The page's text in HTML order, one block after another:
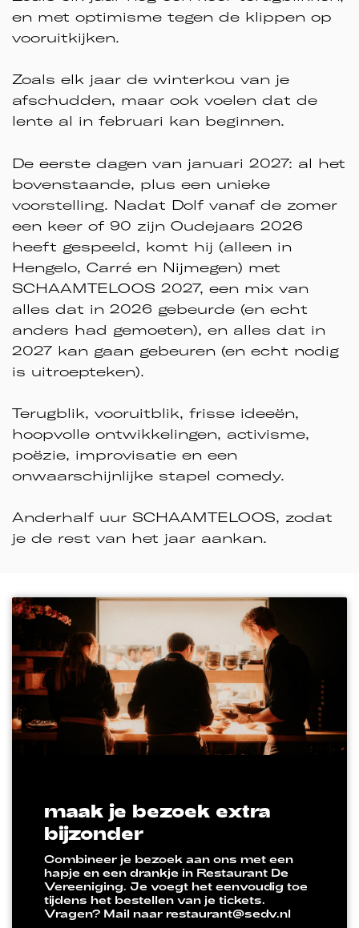
en met optimisme tegen de klippen op
vooruitkijken.
Zoals elk jaar de winterkou van je
afschudden, maar ook voelen dat de
lente al in februari kan beginnen.
De eerste dagen van januari 2027: al het
bovenstaande, plus een unieke
voorstelling. Nadat Dolf vanaf de zomer
een keer of 90 zijn Oudejaars 2026
heeft gespeeld, komt hij (alleen in
Hengelo, Carré en Nijmegen) met
SCHAAMTELOOS 2027, een mix van
alles dat in 2026 gebeurde (en echt
anders had gemoeten), en alles dat in
2027 kan gaan gebeuren (en echt nodig
is uitroepteken).
Terugblik, vooruitblik, frisse ideeën,
hoopvolle ontwikkelingen, activisme,
poëzie, improvisatie en een
onwaarschijnlijke stapel comedy.
Anderhalf uur SCHAAMTELOOS, zodat
je de rest van het jaar aankan.
maak je bezoek extra
bijzonder
Combineer je bezoek aan ons met een
hapje en een drankje in Restaurant De
Vereeniging. Je voegt het eenvoudig toe
tijdens het bestellen van je tickets.
Vragen? Mail naar restaurant@sedv.nl